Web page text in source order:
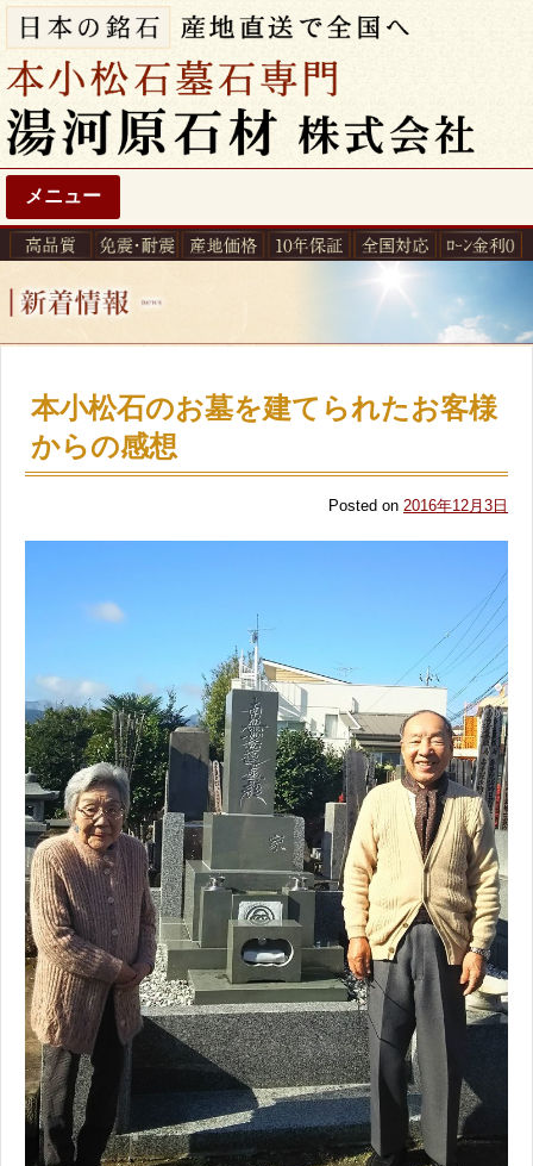
メニュー
本小松石のお墓を建てられたお客様
からの感想
Posted on 2016年12月3日